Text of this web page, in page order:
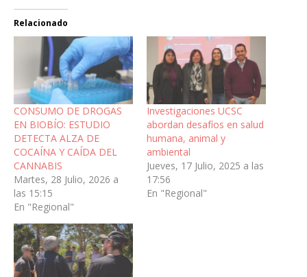
Relacionado
CONSUMO DE DROGAS
EN BIOBÍO: ESTUDIO
DETECTA ALZA DE
COCAÍNA Y CAÍDA DEL
CANNABIS
Martes, 28 Julio, 2026 a
las 15:15
En "Regional"
Investigaciones UCSC
abordan desafíos en salud
humana, animal y
ambiental
Jueves, 17 Julio, 2025 a las
17:56
En "Regional"